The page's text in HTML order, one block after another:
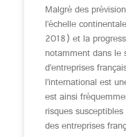
Malgré des
l’échelle
2018) et la
notamment dans
d’entreprises
l’international est
est ainsi
risques
des entreprises